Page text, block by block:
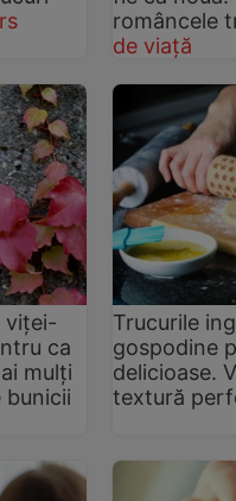
româncele
de viață
viței-
ca
mulți
bunicii
Trucurile
gospodine
delicioase.
textură